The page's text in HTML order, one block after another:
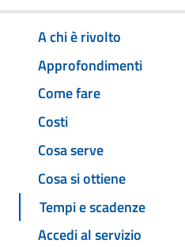
A chi è rivolto
Approfondimenti
Come fare
Costi
Cosa serve
Cosa si ottiene
Tempi e scadenze
Accedi al servizio